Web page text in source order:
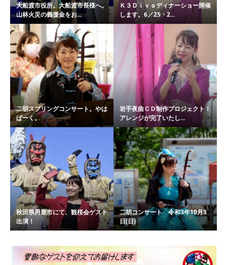
大船渡市役所。大船渡市長様へ。
山林火災の義援金をお...
Ｋ３Ｄｉｖａディナーショー開催
します。6／25・2...
二胡スプリングコンサート。やは
ぱーく。
岩手夜曲ＣＤ制作プロジェクト！
アレンジが完了いたし...
秋田県男鹿市にて、観桜会ゲスト
出演！
二胡コンサート 令和3年10月3
日(日)